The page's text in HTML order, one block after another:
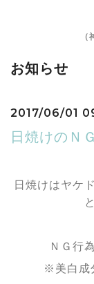
お知らせ
2017/06/01
日焼けのＮ
日焼けはヤケ
ＮＧ行
※美白成